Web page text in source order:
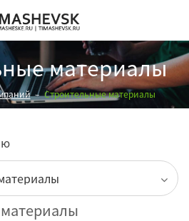
материалы
Строительные материалы